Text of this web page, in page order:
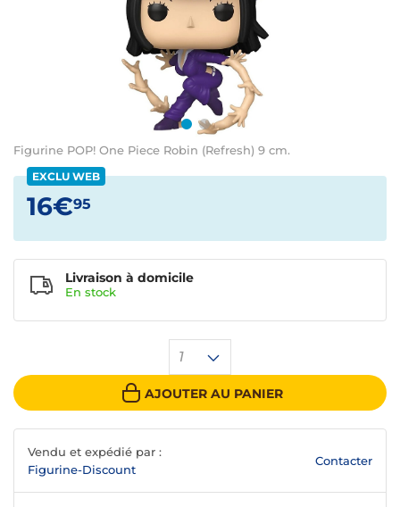
Figurine POP! One Piece Robin (Refresh) 9 cm.
EXCLU WEB
16€95
1
AJOUTER AU PANIER
Livraison à domicile
En stock
Vendu et expédié par :
Figurine-Discount
Contacter